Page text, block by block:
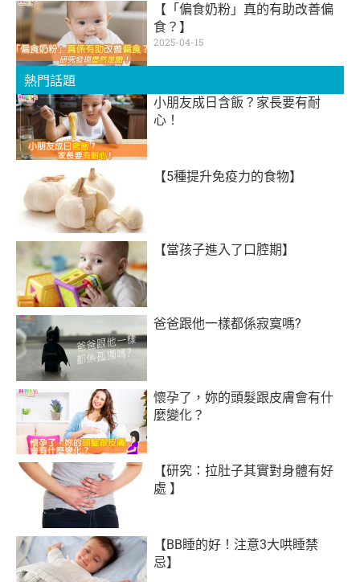
【「偏食奶粉」真的有助改善偏
食？】
2025-04-15
熱門話題
小朋友成日含飯？家長要有耐
心！
【5種提升免疫力的食物】
【當孩子進入了口腔期】
爸爸跟他一樣都係寂寞嗎?
懷孕了，妳的頭髮跟皮膚會有什
麼變化？
【研究：拉肚子其實對身體有好
處 】
【BB睡的好！注意3大哄睡禁
忌】